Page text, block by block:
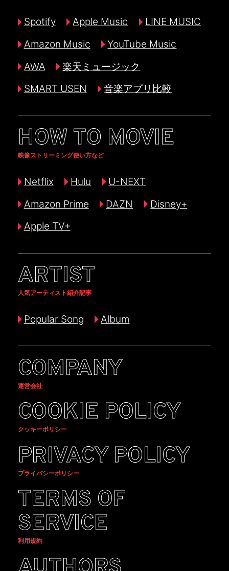
Spotify Apple Music
LINE MUSIC
Amazon Music
YouTube Music
AWA
楽天ミュージック
SMART USEN
音楽アプリ比較
HOW TO MOVIE
映像ストリーミング使い方など
Netflix Hulu
U-NEXT
Amazon Prime
DAZN
Disney+
Apple TV+
ARTIST
人気アーティスト紹介記事
Popular Song Album
COMPANY
運営会社
COOKIE POLICY
クッキーポリシー
PRIVACY POLICY
プライバシーポリシー
TERMS OF
SERVICE
利用規約